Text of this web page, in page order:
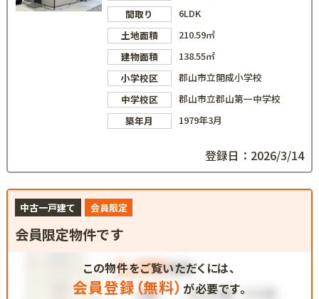
間取り
6LDK
土地面積
210.59㎡
建物面積
138.55㎡
小学校区
郡山市立開成小学校
中学校区
郡山市立郡山第一中学校
築年月
1979年3月
登録日：2026/3/14
中古一戸建て 会員限定
会員限定物件です
この物件をご覧いただくには、
会員登録（無料） が必要です。